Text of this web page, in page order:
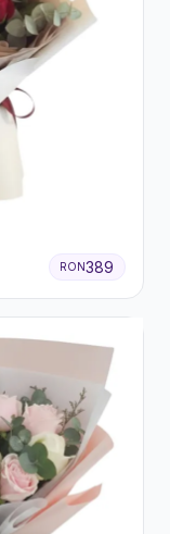
RON389